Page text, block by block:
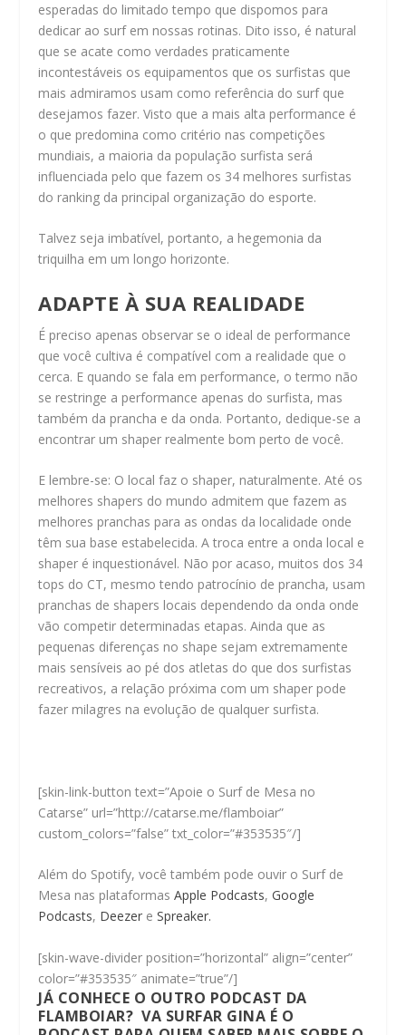
esperadas do limitado tempo que dispomos para
dedicar ao surf em nossas rotinas. Dito isso, é natural
que se acate como verdades praticamente
incontestáveis os equipamentos que os surfistas que
mais admiramos usam como referência do surf que
desejamos fazer. Visto que a mais alta performance é
o que predomina como critério nas competições
mundiais, a maioria da população surfista será
influenciada pelo que fazem os 34 melhores surfistas
do ranking da principal organização do esporte.
Talvez seja imbatível, portanto, a hegemonia da
triquilha em um longo horizonte.
ADAPTE À SUA REALIDADE
É preciso apenas observar se o ideal de performance
que você cultiva é compatível com a realidade que o
cerca. E quando se fala em performance, o termo não
se restringe a performance apenas do surfista, mas
também da prancha e da onda. Portanto, dedique-se a
encontrar um shaper realmente bom perto de você.
E lembre-se: O local faz o shaper, naturalmente. Até os
melhores shapers do mundo admitem que fazem as
melhores pranchas para as ondas da localidade onde
têm sua base estabelecida. A troca entre a onda local e
shaper é inquestionável. Não por acaso, muitos dos 34
tops do CT, mesmo tendo patrocínio de prancha, usam
pranchas de shapers locais dependendo da onda onde
vão competir determinadas etapas. Ainda que as
pequenas diferenças no shape sejam extremamente
mais sensíveis ao pé dos atletas do que dos surfistas
recreativos, a relação próxima com um shaper pode
fazer milagres na evolução de qualquer surfista.
[skin-link-button text=”Apoie o Surf de Mesa no
Catarse” url=”http://catarse.me/flamboiar”
custom_colors=”false” txt_color=”#353535″/]
Além do Spotify, você também pode ouvir o Surf de
Mesa nas plataformasApple Podcasts,Google
Podcasts, Deezer eSpreaker.
[skin-wave-divider position=”horizontal” align=”center”
color=”#353535″ animate=”true”/]
JÁ CONHECE O OUTRO PODCAST DA
FLAMBOIAR?VA SURFAR GINA É O